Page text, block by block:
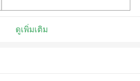
ดูเพิ่มเติม